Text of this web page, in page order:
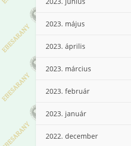
2023. május
2023. április
2023. március
2023. február
2023. január
2022. december